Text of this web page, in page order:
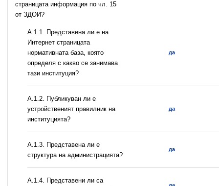
страницата информация по чл. 15
от ЗДОИ?
A.1.1. Представена ли е на
Интернет страницата
нормативната база, която
определя с какво се занимава
тази институция?
да
A.1.2. Публикуван ли е
устройственият правилник на
институцията?
да
A.1.3. Представена ли е
структура на администрацията?
да
А.1.4. Представени ли са